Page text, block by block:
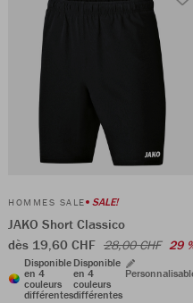
HOMMES SALE SALE!
JAKO Short Classico
dès 19,60 CHF 28,00 CHF 29
Disponible
en 4
couleurs
différentes
Disponible
en 4
couleurs
différentes